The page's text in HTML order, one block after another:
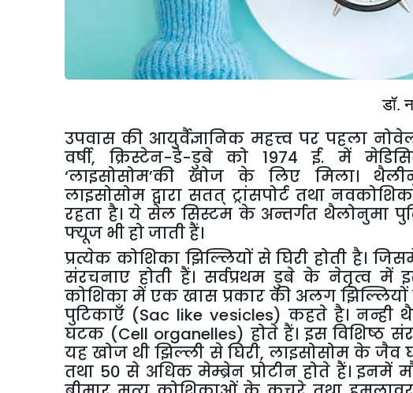
डॉ.
उपवास की आयुर्वैज्ञानिक महत्त्व पर पहला
वर्षी, क्रिस्टेन-डे-डुबे को 1974ई. में
‘लाइसोसोम’की खोज के लिए मिला।
लाइसोसोम द्वारा सतत् ट्रांसपोर्ट तथा
रहता है। ये सेल सिस्टम के अन्तर्गत थैलोनुमा
फ्यूज भीहोजातीहैं।
प्रत्येक कोशिका झिल्लियों से घिरी होती है।
संरचनाए होती हैं। सर्वप्रथम डुबे के नेतृत्व में
कोशिका में एक खास प्रकार की अलग झिल्लियों
पुटिकाएँ (Sac like vesicles) कहते है। नन्ही
घटक (Cell organelles) होते हैं। इस विशिष्ठ
यह खोज थी झिल्ली से घिरी, लाइसोसोम के जैव
तथा 50 से अधिक मेम्ब्रेन प्रोटीन होते हैं। इनमें